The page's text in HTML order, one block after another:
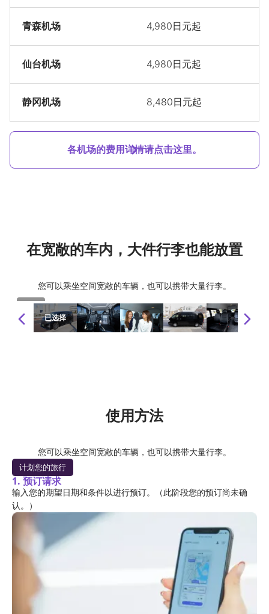
青森机场 4,980日元起
仙台机场 4,980日元起
静冈机场 8,480日元起
各机场的费用详情请点击这里。
在宽敞的车内，大件行李也能放置
您可以乘坐空间宽敞的车辆，也可以携带大量行李。
1 / 10
已选择
使用方法
您可以乘坐空间宽敞的车辆，也可以携带大量行李。
计划您的旅行
1. 预订请求
输入您的期望日期和条件以进行预订。（此阶段您的预订尚未确
认。）